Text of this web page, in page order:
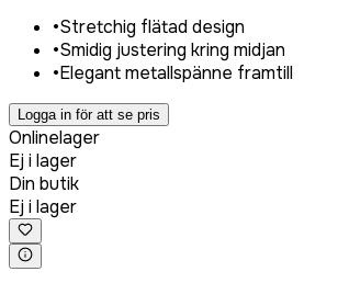
•Stretchig flätad design
•Smidig justering kring midjan
•Elegant metallspänne framtill
Logga in för att se pris
Onlinelager
Ej i lager
Din butik
Ej i lager